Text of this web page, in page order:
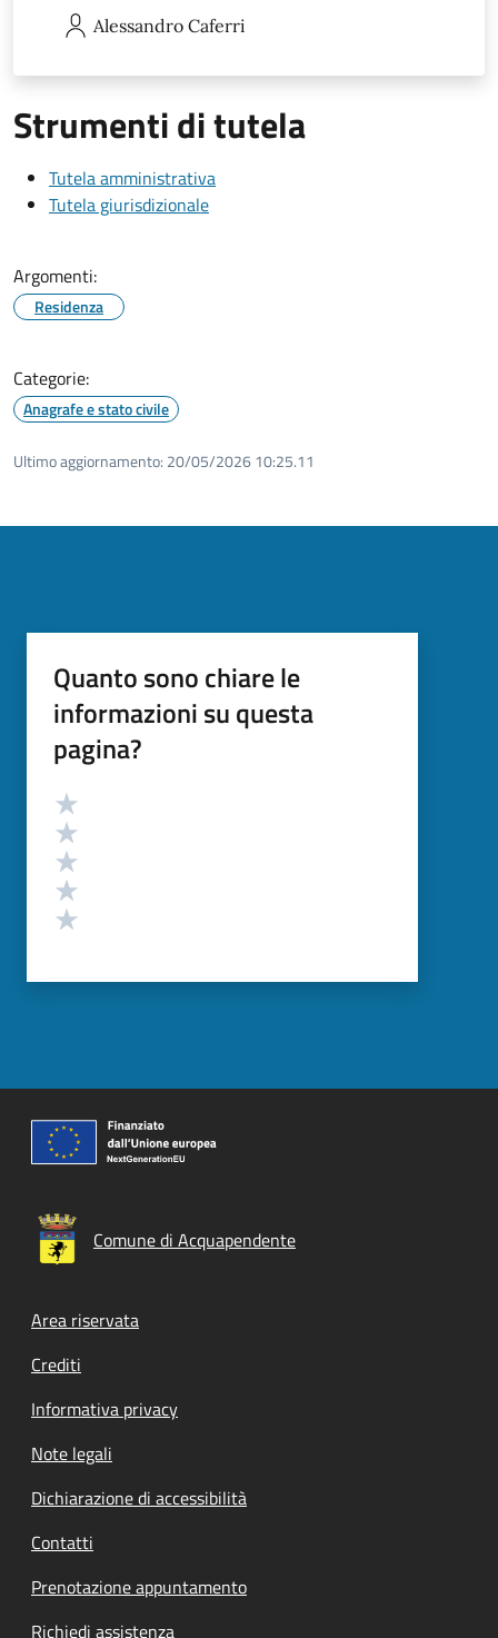
Alessandro Caferri
Strumenti di tutela
Tutela amministrativa
Tutela giurisdizionale
Argomenti:
Residenza
Categorie:
Anagrafe e stato civile
Ultimo aggiornamento: 20/05/2026 10:25.11
Quanto sono chiare le
informazioni su questa
pagina?
Valutazione
Comune di Acquapendente
Footer menu
Area riservata
Crediti
Informativa privacy
Note legali
Dichiarazione di accessibilità
Contatti
Prenotazione appuntamento
Richiedi assistenza